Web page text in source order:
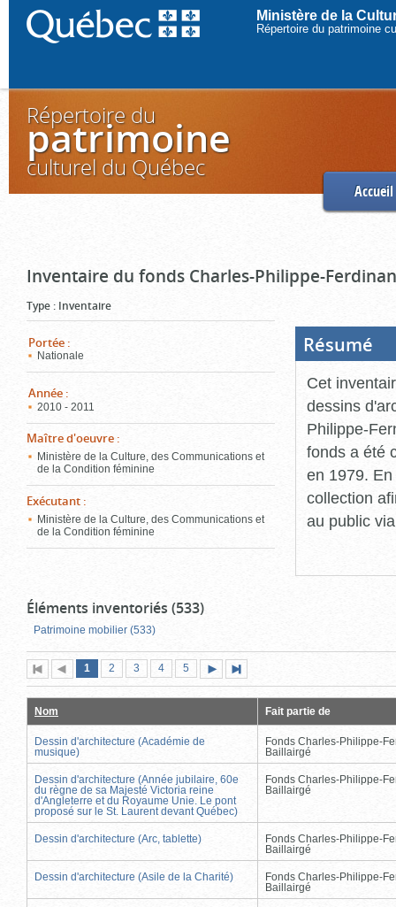
Ministère de la
Répertoire du patrimoine
Répertoire du
patrimoine
culturel du Québec
Accueil
Inventaire du fonds Charles-Philippe-
Type : Inventaire
Portée :
Nationale
Année :
2010 - 2011
Maître d'oeuvre :
Ministère de la Culture, des Communications et
de la Condition féminine
Exécutant :
Ministère de la Culture, des Communications et
de la Condition féminine
Résumé
Cet
dessins
Philippe-
fonds a été
en 1979.
collection
au public
Éléments inventoriés (533)
Patrimoine mobilier (533)
Première
page
Page
précédente
Page
1 (page
actuelle)
Page
2 Page
3 Page
4 Page
5
suivante
page
Nom Fait partie de
Dessin d'architecture (Académie de
musique)
Fonds Charles-Philippe-
Baillairgé
Dessin d'architecture (Année jubilaire, 60e
du règne de sa Majesté Victoria reine
d'Angleterre et du Royaume Unie. Le pont
proposé sur le St. Laurent devant Québec)
Fonds Charles-Philippe-
Baillairgé
Dessin d'architecture (Arc, tablette)
Fonds Charles-Philippe-
Baillairgé
Dessin d'architecture (Asile de la Charité)
Fonds Charles-Philippe-
Baillairgé